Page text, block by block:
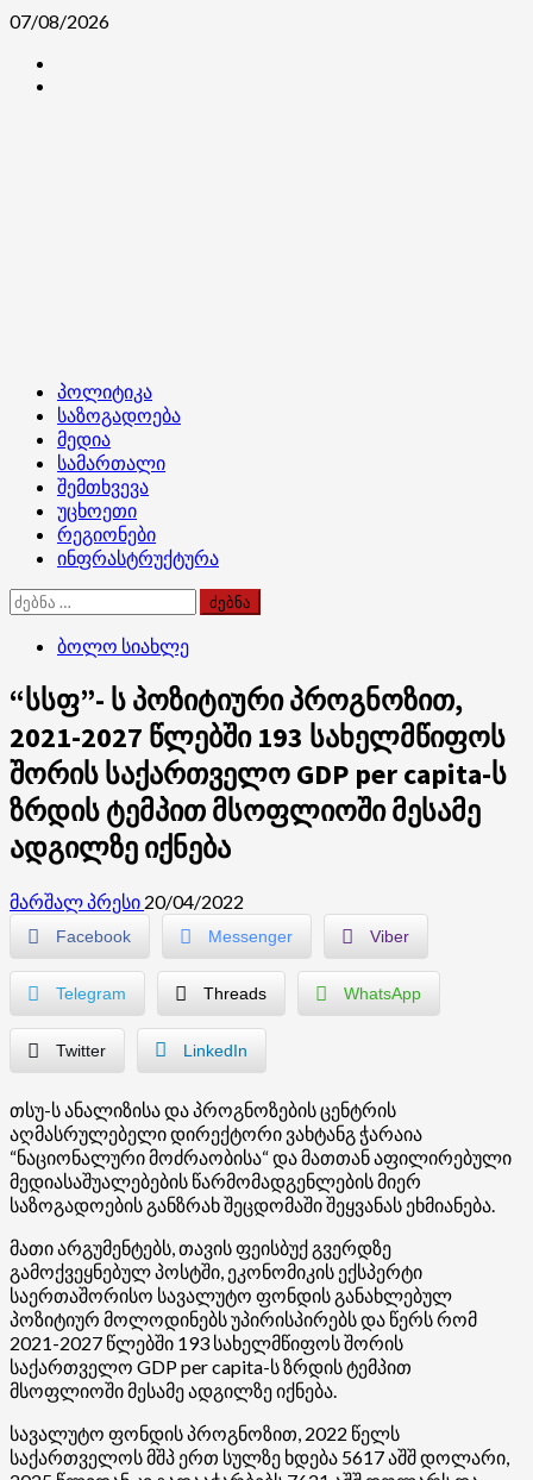
Skip
content
07/08/2026
Primary
Menu
პოლიტიკა
საზოგადოება
მედია
სამართალი
შემთხვევა
უცხოეთი
რეგიონები
ინფრასტრუქტურა
ძებნა:
ბოლო სიახლე
“სსფ”- ს პოზიტიური პროგნოზით,
2021-2027 წლებში 193 სახელმწიფოს
შორის საქართველო GDP per capita-ს
ზრდის ტემპით მსოფლიოში მესამე
ადგილზე იქნება
მარშალ პრესი 20/04/2022
Facebook Messenger Viber
Telegram Threads WhatsApp
Twitter LinkedIn
თსუ-ს ანალიზისა და პროგნოზების ცენტრის
აღმასრულებელი დირექტორი ვახტანგ ჭარაია
“ნაციონალური მოძრაობისა“ და მათთან აფილირებული
მედიასაშუალებების წარმომადგენლების მიერ
საზოგადოების განზრახ შეცდომაში შეყვანას ეხმიანება.
მათი არგუმენტებს, თავის ფეისბუქ გვერდზე
გამოქვეყნებულ პოსტში, ეკონომიკის ექსპერტი
საერთაშორისო სავალუტო ფონდის განახლებულ
პოზიტიურ მოლოდინებს უპირისპირებს და წერს რომ
2021-2027 წლებში 193 სახელმწიფოს შორის
საქართველო GDP per capita-ს ზრდის ტემპით
მსოფლიოში მესამე ადგილზე იქნება.
სავალუტო ფონდის პროგნოზით, 2022 წელს
საქართველოს მშპ ერთ სულზე ხდება 5617 აშშ დოლარი,